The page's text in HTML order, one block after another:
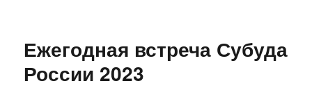
4й
Ежегодная встреча Субуда
России 2023